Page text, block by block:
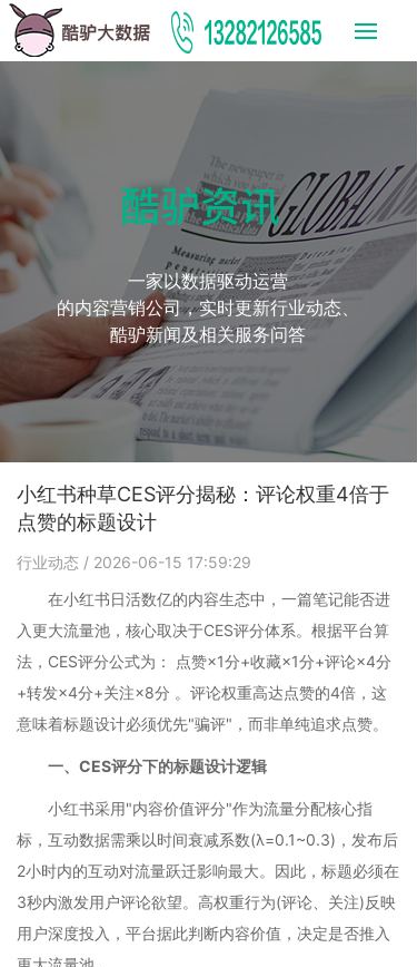
一家以数据驱动运营
的内容营销公司，实时更新行业动态、
酷驴新闻及相关服务问答
酷驴资讯
小红书种草CES评分揭秘：评论权重4倍于
点赞的标题设计
行业动态 / 2026-06-15 17:59:29
在小红书日活数亿的内容生态中，一篇笔记能否进
入更大流量池，核心取决于CES评分体系。根据平台算
法，CES评分公式为： 点赞×1分+收藏×1分+评论×4分
+转发×4分+关注×8分 。评论权重高达点赞的4倍，这
意味着标题设计必须优先"骗评"，而非单纯追求点赞。
一、CES评分下的标题设计逻辑
小红书采用"内容价值评分"作为流量分配核心指
标，互动数据需乘以时间衰减系数(λ=0.1~0.3)，发布后
2小时内的互动对流量跃迁影响最大。因此，标题必须在
3秒内激发用户评论欲望。高权重行为(评论、关注)反映
用户深度投入，平台据此判断内容价值，决定是否推入